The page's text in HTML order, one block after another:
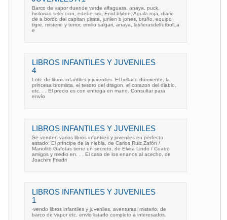
Barco de vapor duende verde alfaguara, anaya, puck,
historias seleccion, edebe sisi, Enid blyton, Aguila roja, diario
de a bordo del capitan pirata, junien b jones, bruño, equipo
tigre, misterio y terror, emilio salgari, anaya, lasfierasdelfutbolLa
e
LIBROS INFANTILES Y JUVENILES
4
Lote de libros infantiles y juveniles. El bellaco durmiente, la
princesa bromista, el tesoro del dragon, el corazon del diablo,
etc. . . El precio es con entrega en mano. Consultar para
envío
LIBROS INFANTILES Y JUVENILES
Se venden varios libros infantiles y juveniles en perfecto
estado: El príncipe de la niebla, de Carlos Ruiz Zafón /
Manolito Gafotas tiene un secreto, de Elvira Lindo / Cuatro
amigos y medio en. . . El caso de los enanos al acecho, de
Joachim Friedri
LIBROS INFANTILES Y JUVENILES
1
-vendo libros infantiles y juveniles, aventuras, misterio, de
barco de vapor etc. envio listado completo a interesados.